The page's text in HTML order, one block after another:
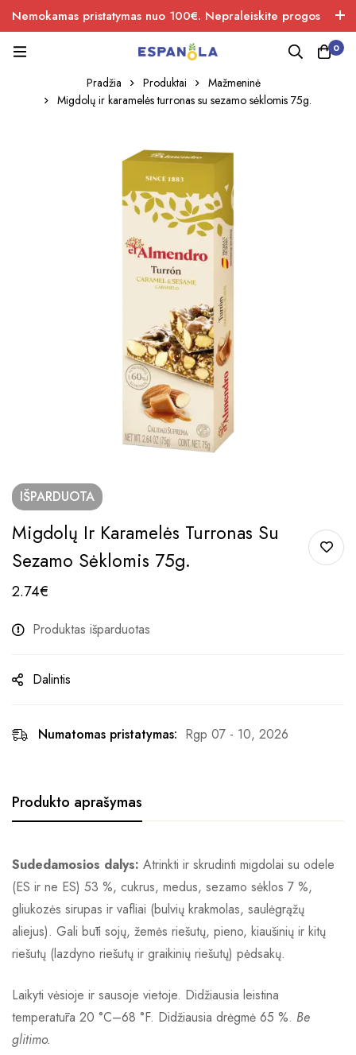
Nemokamas pristatymas nuo 100€. Nepraleiskite progos
įsigiti naujos produkcijos.
0
Pradžia Produktai
Mažmeninė
Migdolų ir karamelės turronas su sezamo sėklomis 75g.
IŠPARDUOTA
Migdolų Ir Karamelės Turronas Su
Sezamo Sėklomis 75g.
2.74€
Produktas išparduotas
Dalintis
Numatomas pristatymas: Rgp 07 - 10, 2026
Produkto aprašymas
Sudedamosios dalys: Atrinkti ir skrudinti migdolai su odele
(ES ir ne ES) 53 %, cukrus, medus, sezamo sėklos 7 %,
gliukozės sirupas ir vafliai (bulvių krakmolas, saulėgrąžų
aliejus). Gali būti sojų, žemės riešutų, pieno, kiaušinių ir kitų
riešutų (lazdyno riešutų ir graikinių riešutų) pėdsakų.
Laikyti vėsioje ir sausoje vietoje. Didžiausia leistina
temperatūra 20 °C–68 °F. Didžiausia drėgmė 65 %. Be
glitimo.